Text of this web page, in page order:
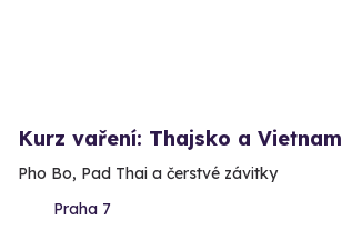
Kurz vaření: Thajsko a Vietnam
Pho Bo, Pad Thai a čerstvé závitky
Praha 7